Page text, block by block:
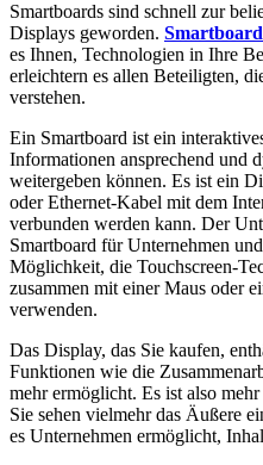
Smartboards sind schnell zur
Displays geworden.
es Ihnen, Technologien in Ihre
erleichtern es allen Beteiligten,
verstehen.
Ein Smartboard ist ein
Informationen ansprechend und
weitergeben können. Es ist ein
oder Ethernet-Kabel mit dem
verbunden werden kann. Der
Smartboard für Unternehmen
Möglichkeit, die Touchscreen-
zusammen mit einer Maus oder
verwenden.
Das Display, das Sie kaufen,
Funktionen wie die
mehr ermöglicht. Es ist also
Sie sehen vielmehr das Äußere
es Unternehmen ermöglicht,